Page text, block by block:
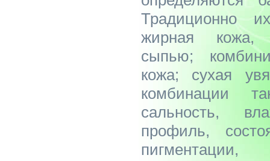
Традиционно
жирная кожа,
сыпью;
кожа; сухая
комбинации
сальность,
профиль,